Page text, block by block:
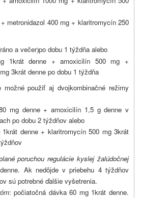
metronidazol 400 mg + klaritromycín 250
a večer)po dobu 1 týždňa alebo
1krát denne + amoxicilín 500 mg +
3krát denne po dobu 1 týždňa
použiť aj dvojkombinačné režimy
mg denne + amoxicilín 1,5 g denne v
po dobu 2 týždňov alebo
1krát denne + klaritromycín 500 mg 3krát
poruchou regulácie kyslej žalúdočnej
Ak nedôjde v priebehu 4 týždňov
sú potrebné ďalšie vyšetrenia.
: počiatočná dávka 60 mg 1krát denne.